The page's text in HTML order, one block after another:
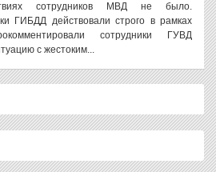
сотрудников МВД не было.
ГИБДД действовали строго в рамках
сотрудники ГУВД
с жестоким...